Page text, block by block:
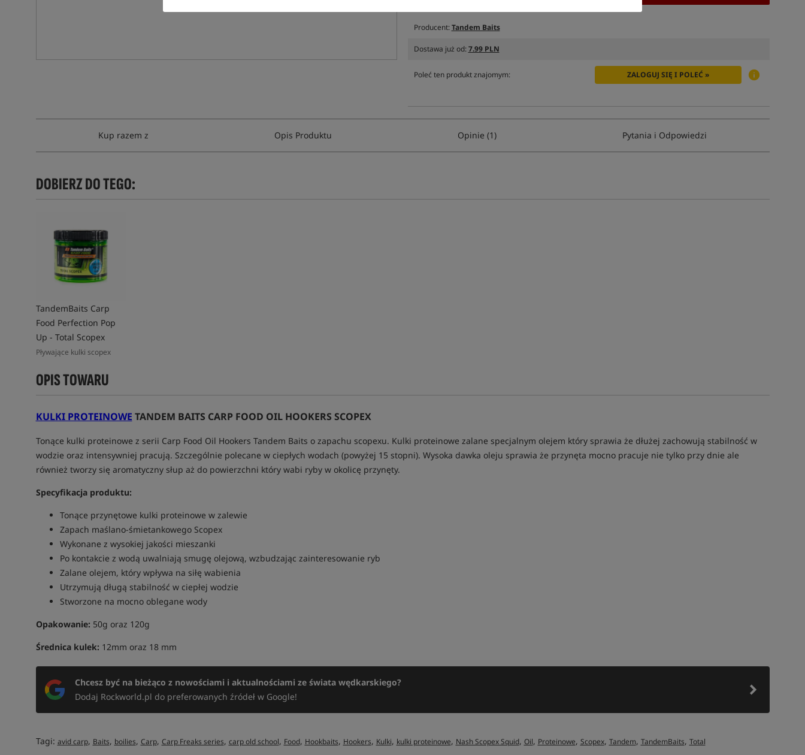
Producent:Tandem Baits
Dostawa już od:7.99 PLN
Poleć ten produkt znajomym: ZALOGUJ SIĘ I POLEĆ »
Kup razem z Opis Produktu Opinie (1) Pytania i Odpowiedzi
DOBIERZ DO TEGO:
TandemBaits Carp
Food Perfection Pop
Up - Total Scopex
Pływające kulki scopex
OPIS TOWARU
KULKI PROTEINOWE TANDEM BAITS CARP FOOD OIL HOOKERS SCOPEX
Tonące kulki proteinowe z serii Carp Food Oil Hookers Tandem Baits o zapachu scopexu. Kulki proteinowe zalane specjalnym olejem który sprawia że dłużej zachowują stabilność w
wodzie oraz intensywniej pracują. Szczególnie polecane w ciepłych wodach (powyżej 15 stopni). Wysoka dawka oleju sprawia że przynęta mocno pracuje nie tylko przy dnie ale
również tworzy się aromatyczny słup aż do powierzchni który wabi ryby w okolicę przynęty.
Specyfikacja produktu:
Tonące przynętowe kulki proteinowe w zalewie
Zapach maślano-śmietankowego Scopex
Wykonane z wysokiej jakości mieszanki
Po kontakcie z wodą uwalniają smugę olejową, wzbudzając zainteresowanie ryb
Zalane olejem, który wpływa na siłę wabienia
Utrzymują długą stabilność w ciepłej wodzie
Stworzone na mocno oblegane wody
Opakowanie: 50g oraz 120g
Średnica kulek: 12mm oraz 18 mm
Chcesz być na bieżąco z nowościami i aktualnościami ze świata wędkarskiego?
Dodaj Rockworld.pl do preferowanych źródeł w Google!
Tagi: avid carp, Baits, boilies, Carp, Carp Freaks series, carp old school, Food, Hookbaits, Hookers, Kulki, kulki proteinowe, Nash Scopex Squid, Oil, Proteinowe, Scopex, Tandem, TandemBaits, Total